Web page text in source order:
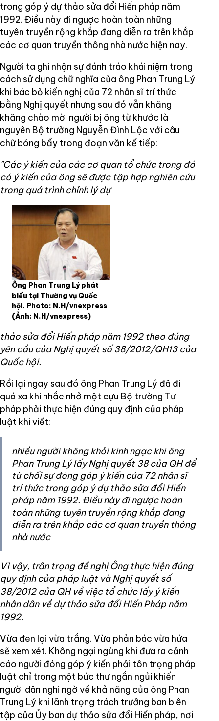
trong góp ý dự thảo sửa đổi Hiến pháp năm
1992. Điều này đi ngược hoàn toàn những
tuyên truyền rộng khắp đang diễn ra trên khắp
các cơ quan truyền thông nhà nước hiện nay.
Người ta ghi nhận sự đánh tráo khái niệm trong
cách sử dụng chữ nghĩa của ông Phan Trung Lý
khi bác bỏ kiến nghị của 72 nhân sĩ trí thức
bằng Nghị quyết nhưng sau đó vẫn khăng
khăng chào mời người bị ông từ khước là
nguyên Bộ trưởng Nguyễn Đình Lộc với câu
chữ bóng bẩy trong đoạn văn kế tiếp:
"Các ý kiến của các cơ quan tổ chức trong đó
có ý kiến của ông sẽ được tập hợp nghiên cứu
trong quá trình chỉnh lý dự
Ông Phan Trung Lý phát
biểu tại Thường vụ Quốc
hội. Photo: N.H/vnexpress
(Ảnh: N.H/vnexpress)
thảo sửa đổi Hiến pháp năm 1992 theo đúng
yên cầu của Nghị quyết số 38/2012/QH13 của
Quốc hội.
Rồi lại ngay sau đó ông Phan Trung Lý đã đi
quá xa khi nhắc nhở một cựu Bộ trường Tư
pháp phải thực hiện đúng quy định của pháp
luật khi viết:
nhiều người không khỏi kinh ngạc khi ông
Phan Trung Lý lấy Nghị quyết 38 của QH để
từ chối sự đóng góp ý kiến của 72 nhân sĩ
trí thức trong góp ý dự thảo sửa đổi Hiến
pháp năm 1992. Điều này đi ngược hoàn
toàn những tuyên truyền rộng khắp đang
diễn ra trên khắp các cơ quan truyền thông
nhà nước
Vì vậy, trân trọng đề nghị Ông thực hiện đúng
quy định của pháp luật và Nghị quyết số
38/2012 của QH về việc tổ chức lấy ý kiến
nhân dân về dự thảo sửa đổi Hiến Pháp năm
1992.
Vừa đen lại vừa trắng. Vừa phản bác vừa hứa
sẽ xem xét. Không ngại ngùng khi đưa ra cảnh
cáo người đóng góp ý kiến phải tôn trọng pháp
luật chỉ trong một bức thư ngắn ngủi khiến
người dân nghi ngờ về khả năng của ông Phan
Trung Lý khi lãnh trọng trách trưởng ban biên
tập của Ủy ban dự thảo sửa đổi Hiến pháp, nơi